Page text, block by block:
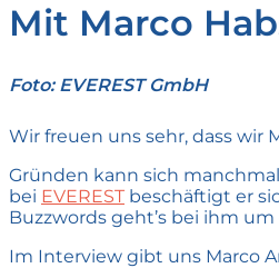
Mit Marco
Foto: EVEREST GmbH
Wir freuen uns sehr, dass
Gründen kann sich
bei EVEREST beschäftigt er
Buzzwords geht’s bei ihm
Im Interview gibt uns Marco